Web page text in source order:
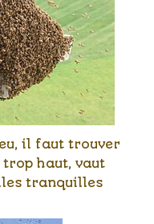
il faut trouver
trop haut, vaut
tranquilles